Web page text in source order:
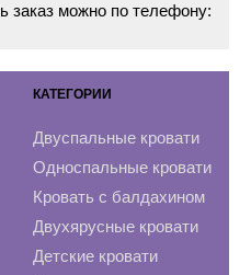
заказ можно по телефону:
КАТЕГОРИИ
Двуспальные кровати
Односпальные кровати
Кровать с балдахином
Двухярусные кровати
Детские кровати